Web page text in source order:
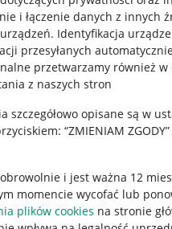
i łączenie danych z innych
. Identyfikacja
przesyłanych
przetwarzamy również w
z naszych stron
szczegółowo opisane są w
“ZMIENIAM
i jest ważna 12
momencie wycofać lub
plików cookies na stronie
"cookies"
o Usługach Cyfrowych